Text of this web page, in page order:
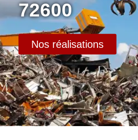
72600
Nos réalisations